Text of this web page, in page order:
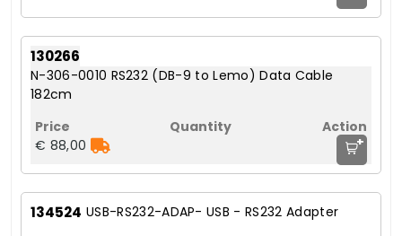
130266
N-306-0010 RS232 (DB-9 to Lemo) Data Cable
182cm
€ 88,00 +
134524 USB-RS232-ADAP- USB - RS232 Adapter